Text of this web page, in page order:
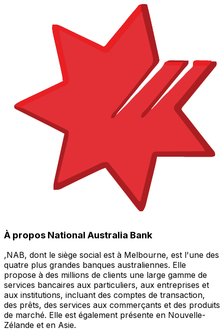
À propos National Australia Bank
,NAB, dont le siège social est à Melbourne, est l'une des
quatre plus grandes banques australiennes. Elle
propose à des millions de clients une large gamme de
services bancaires aux particuliers, aux entreprises et
aux institutions, incluant des comptes de transaction,
des prêts, des services aux commerçants et des produits
de marché. Elle est également présente en Nouvelle-
Zélande et en Asie.